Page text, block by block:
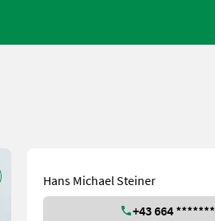
Hans Michael Steiner
+43 664 *******